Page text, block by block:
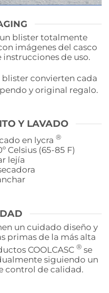
blister totalmente
imágenes del casco
instrucciones de uso.
blister convierten cada
y original regalo.
Y LAVADO
en lycra ®
Celsius (65-85 F)
lejía
un cuidado diseño y
primas de la más alta
COOLCASC ® se
siguiendo un
control de calidad.